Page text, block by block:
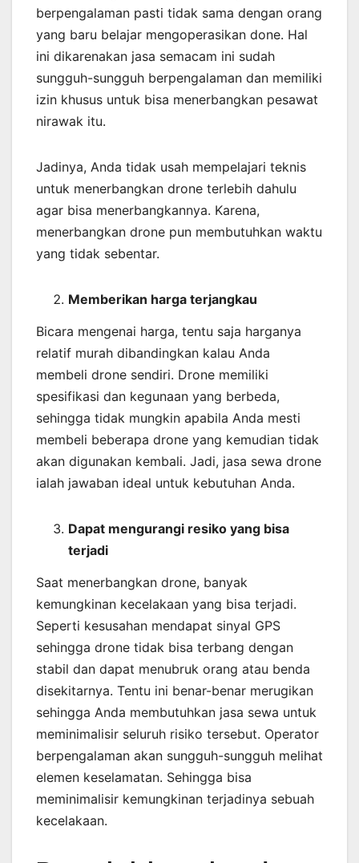
berpengalaman pasti tidak sama dengan orang
yang baru belajar mengoperasikan done. Hal
ini dikarenakan jasa semacam ini sudah
sungguh-sungguh berpengalaman dan memiliki
izin khusus untuk bisa menerbangkan pesawat
nirawak itu.
Jadinya, Anda tidak usah mempelajari teknis
untuk menerbangkan drone terlebih dahulu
agar bisa menerbangkannya. Karena,
menerbangkan drone pun membutuhkan waktu
yang tidak sebentar.
Memberikan harga terjangkau
Bicara mengenai harga, tentu saja harganya
relatif murah dibandingkan kalau Anda
membeli drone sendiri. Drone memiliki
spesifikasi dan kegunaan yang berbeda,
sehingga tidak mungkin apabila Anda mesti
membeli beberapa drone yang kemudian tidak
akan digunakan kembali. Jadi, jasa sewa drone
ialah jawaban ideal untuk kebutuhan Anda.
Dapat mengurangi resiko yang bisa
terjadi
Saat menerbangkan drone, banyak
kemungkinan kecelakaan yang bisa terjadi.
Seperti kesusahan mendapat sinyal GPS
sehingga drone tidak bisa terbang dengan
stabil dan dapat menubruk orang atau benda
disekitarnya. Tentu ini benar-benar merugikan
sehingga Anda membutuhkan jasa sewa untuk
meminimalisir seluruh risiko tersebut. Operator
berpengalaman akan sungguh-sungguh melihat
elemen keselamatan. Sehingga bisa
meminimalisir kemungkinan terjadinya sebuah
kecelakaan.